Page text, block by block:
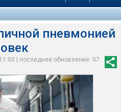
пневмонией
| последнее обновление: 07